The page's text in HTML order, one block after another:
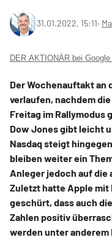
31.01.2022, 15:11‧
DER AKTIONÄR bei
Der Wochenauftakt an
verlaufen, nachdem
Freitag im Rallymodus
Dow Jones gibt leicht
Nasdaq steigt
bleiben weiter ein
Anleger jedoch auf die
Zuletzt hatte Apple mit
geschürt, dass auch
Zahlen positiv
werden unter anderem